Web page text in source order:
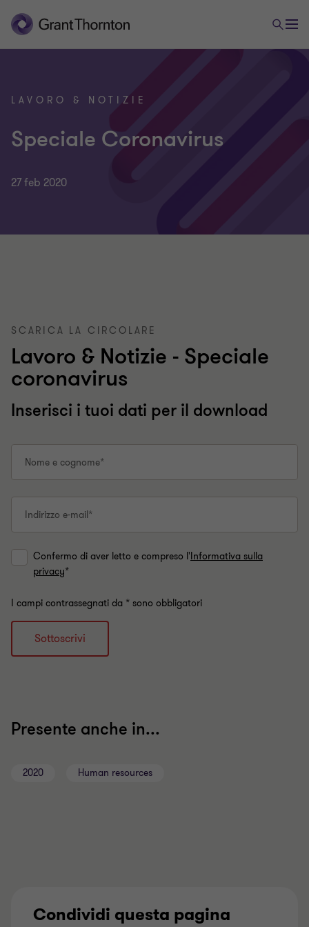
LAVORO & NOTIZIE
Speciale Coronavirus
27 feb 2020
SCARICA LA CIRCOLARE
Lavoro & Notizie - Speciale
coronavirus
Inserisci i tuoi dati per il download
Nome e cognome*
Indirizzo e-mail*
Confermo di aver letto e compreso l'Informativa sulla
privacy*
I campi contrassegnati da * sono obbligatori
Sottoscrivi
Presente anche in...
2020 Human resources
Condividi questa pagina